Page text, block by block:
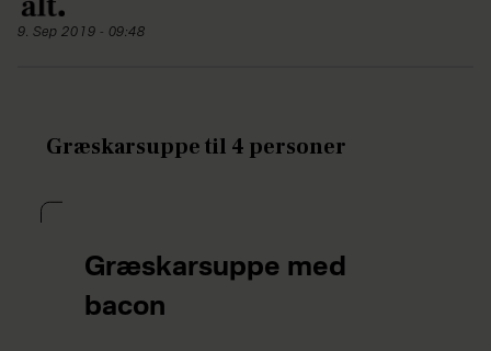
9. Sep 2019 - 09:48
Græskarsuppe til 4 personer
Græskarsuppe med
bacon